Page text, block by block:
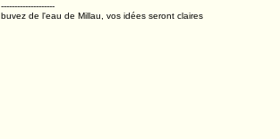
--------------------
buvez de l'eau de Millau, vos idées seront claires